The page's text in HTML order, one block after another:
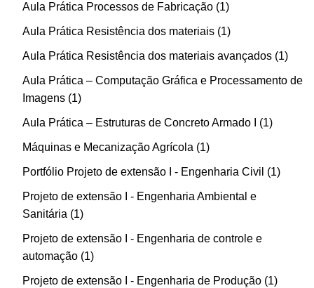
Aula Prática Processos de Fabricação 1
Aula Prática Resistência dos materiais 1
Aula Prática Resistência dos materiais avançados 1
Aula Prática – Computação Gráfica e Processamento de
Imagens 1
Aula Prática – Estruturas de Concreto Armado I 1
Máquinas e Mecanização Agrícola 1
Portfólio Projeto de extensão I - Engenharia Civil 1
Projeto de extensão I - Engenharia Ambiental e
Sanitária
1
Projeto de extensão I - Engenharia de controle e
automação 1
Projeto de extensão I - Engenharia de Produção 1